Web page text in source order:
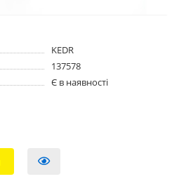
KEDR
137578
Є в наявності